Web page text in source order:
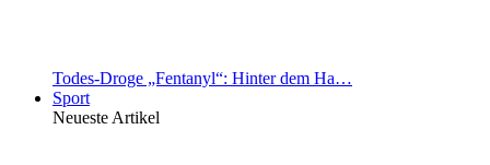
Todes-Droge „Fentanyl“: Hinter dem Ha…
Sport
Neueste Artikel